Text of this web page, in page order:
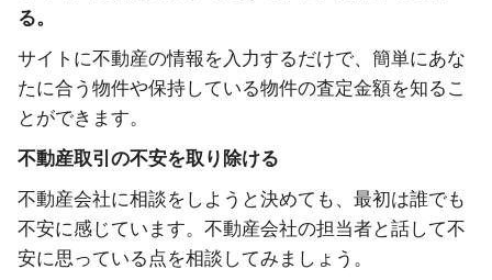
る。
サイトに不動産の情報を入力するだけで、簡単にあな
たに合う物件や保持している物件の査定金額を知るこ
とができます。
不動産取引の不安を取り除ける
不動産会社に相談をしようと決めても、最初は誰でも
不安に感じています。不動産会社の担当者と話して不
安に思っている点を相談してみましょう。